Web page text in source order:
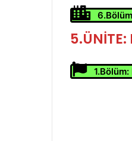
5.ÜNİTE: